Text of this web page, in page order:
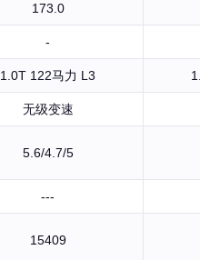
173.0
-
1.0T 122马力 L3
无级变速
5.6/4.7/5
---
15409